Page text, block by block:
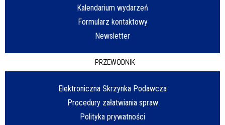
Kalendarium wydarzeń
Formularz kontaktowy
Newsletter
PRZEWODNIK
Elektroniczna Skrzynka Podawcza
Procedury załatwiania spraw
Polityka prywatności